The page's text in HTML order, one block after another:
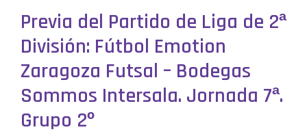
Previa del Partido de Liga de 2ª
División: Fútbol Emotion
Zaragoza Futsal – Bodegas
Sommos Intersala. Jornada 7ª.
Grupo 2º